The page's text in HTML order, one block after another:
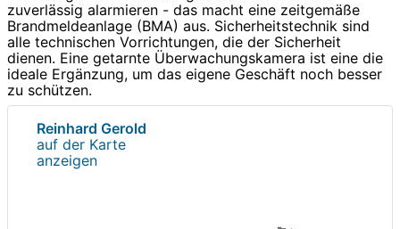
zuverlässig alarmieren - das macht eine zeitgemäße
Brandmeldeanlage (BMA) aus. Sicherheitstechnik sind
alle technischen Vorrichtungen, die der Sicherheit
dienen. Eine getarnte Überwachungskamera ist eine die
ideale Ergänzung, um das eigene Geschäft noch besser
zu schützen.
Reinhard Gerold
auf der Karte
anzeigen